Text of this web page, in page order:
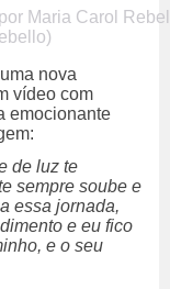
Maria Carol
nova
vídeo com
emocionante
de luz te
sempre soube e
essa jornada,
e eu fico
e o seu